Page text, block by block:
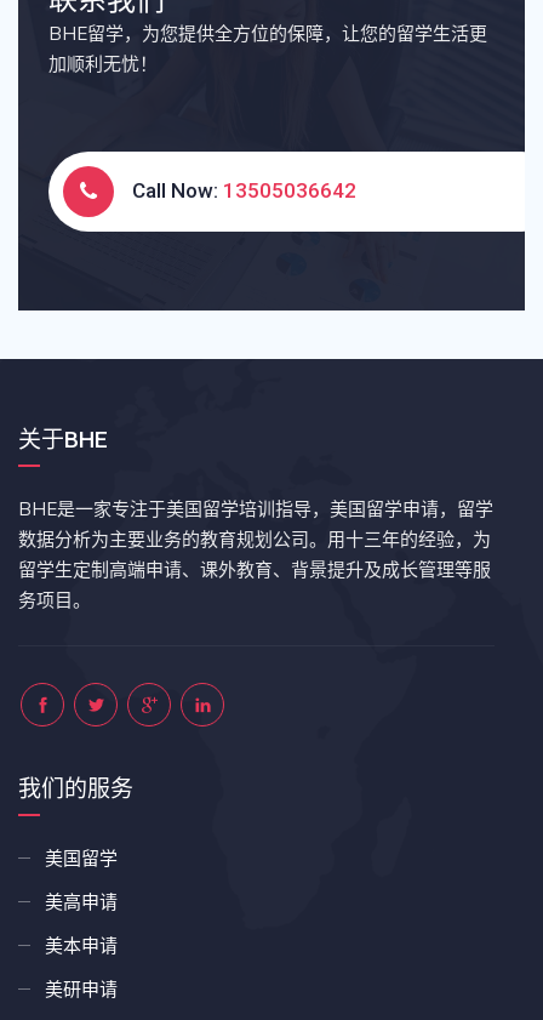
BHE留学，为您提供全方位的保障，让您的留学生活更
加顺利无忧！
Call Now: 13505036642
关于BHE
BHE是一家专注于美国留学培训指导，美国留学申请，留学
数据分析为主要业务的教育规划公司。用十三年的经验，为
留学生定制高端申请、课外教育、背景提升及成长管理等服
务项目。
我们的服务
美国留学
美高申请
美本申请
美研申请